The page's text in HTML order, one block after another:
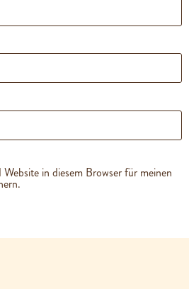
in diesem Browser für meinen